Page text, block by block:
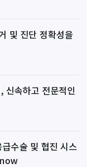
및 진단 정확성을
신속하고 전문적인
수술 및 협진 시스